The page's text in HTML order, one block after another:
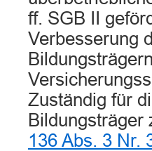
ff. SGB II
Verbesserung
Zuständig für
Bildungsträger
136 Abs. 3 Nr.